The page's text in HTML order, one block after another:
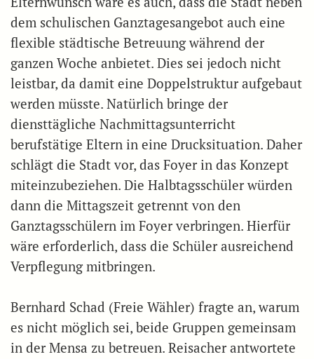
dem schulischen Ganztagesangebot auch eine
flexible städtische Betreuung während der
ganzen Woche anbietet. Dies sei jedoch nicht
leistbar, da damit eine Doppelstruktur aufgebaut
werden müsste. Natürlich bringe der
diensttägliche Nachmittagsunterricht
berufstätige Eltern in eine Drucksituation. Daher
schlägt die Stadt vor, das Foyer in das Konzept
miteinzubeziehen. Die Halbtagsschüler würden
dann die Mittagszeit getrennt von den
Ganztagsschülern im Foyer verbringen. Hierfür
wäre erforderlich, dass die Schüler ausreichend
Verpflegung mitbringen.
Bernhard Schad (Freie Wähler) fragte an, warum
es nicht möglich sei, beide Gruppen gemeinsam
in der Mensa zu betreuen. Reisacher antwortete